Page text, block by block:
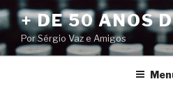
Pular
para
o
conteúdo
+ DE 50 ANOS
Por Sérgio Vaz e Amigos